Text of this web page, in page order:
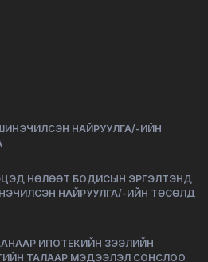
НАЙРУУЛГА/-ИЙН
НӨЛӨӨТ БОДИСЫН ЭРГЭЛТЭНД
НАЙРУУЛГА/-ИЙН ТӨСӨЛД
ИПОТЕКИЙН ЗЭЭЛИЙН
ТАЛААР МЭДЭЭЛЭЛ СОНСЛОО